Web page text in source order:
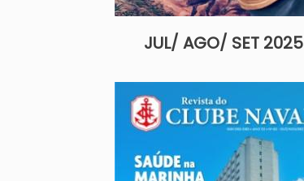
JUL/ AGO/ SET 2025
Imagem